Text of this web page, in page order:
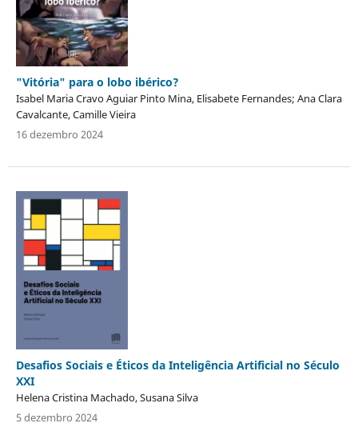
"Vitória" para o lobo ibérico?
Isabel Maria Cravo Aguiar Pinto Mina, Elisabete Fernandes; Ana Clara
Cavalcante, Camille Vieira
16 dezembro 2024
Desafios Sociais e Éticos da Inteligência Artificial no Século
XXI
Helena Cristina Machado, Susana Silva
5 dezembro 2024